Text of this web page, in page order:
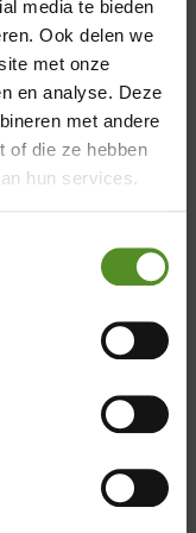
media te bieden
Ook delen we
met onze
en analyse. Deze
met andere
of die ze hebben
hun services.
De P350
P350 matras. De
ondersteuning
kortste keren
×